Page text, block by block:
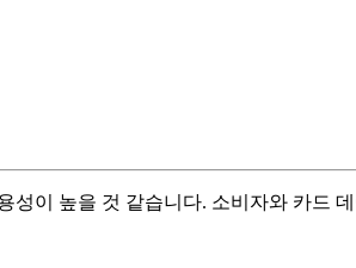
이 높을 것 같습니다. 소비자와 카드